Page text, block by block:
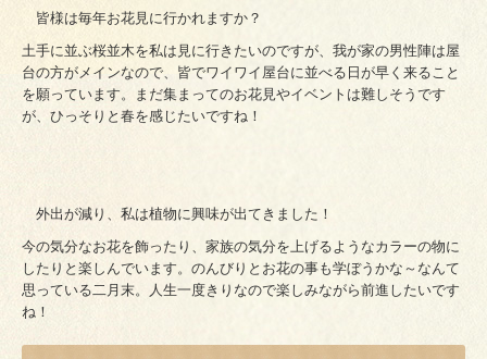
皆様は毎年お花見に行かれますか？
土手に並ぶ桜並木を私は見に行きたいのですが、我が家の男性陣は屋
台の方がメインなので、皆でワイワイ屋台に並べる日が早く来ること
を願っています。まだ集まってのお花見やイベントは難しそうです
が、ひっそりと春を感じたいですね！
外出が減り、私は植物に興味が出てきました！
今の気分なお花を飾ったり、家族の気分を上げるようなカラーの物に
したりと楽しんでいます。のんびりとお花の事も学ぼうかな～なんて
思っている二月末。人生一度きりなので楽しみながら前進したいです
ね！